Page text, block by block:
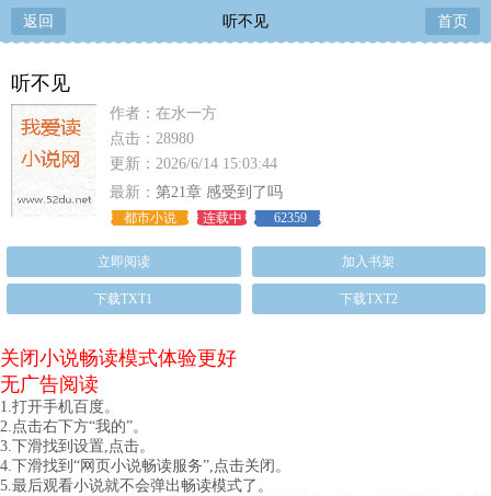
返回 听不见 首页
听不见
作者：在水一方
点击：28980
更新：2026/6/14 15:03:44
最新： 第21章 感受到了吗
都市小说 连载中 62359
立即阅读 加入书架
下载TXT1 下载TXT2
关闭小说畅读模式体验更好
无广告阅读
1.打开手机百度。
2.点击右下方“我的”。
3.下滑找到设置,点击。
4.下滑找到“网页小说畅读服务”,点击关闭。
5.最后观看小说就不会弹出畅读模式了。